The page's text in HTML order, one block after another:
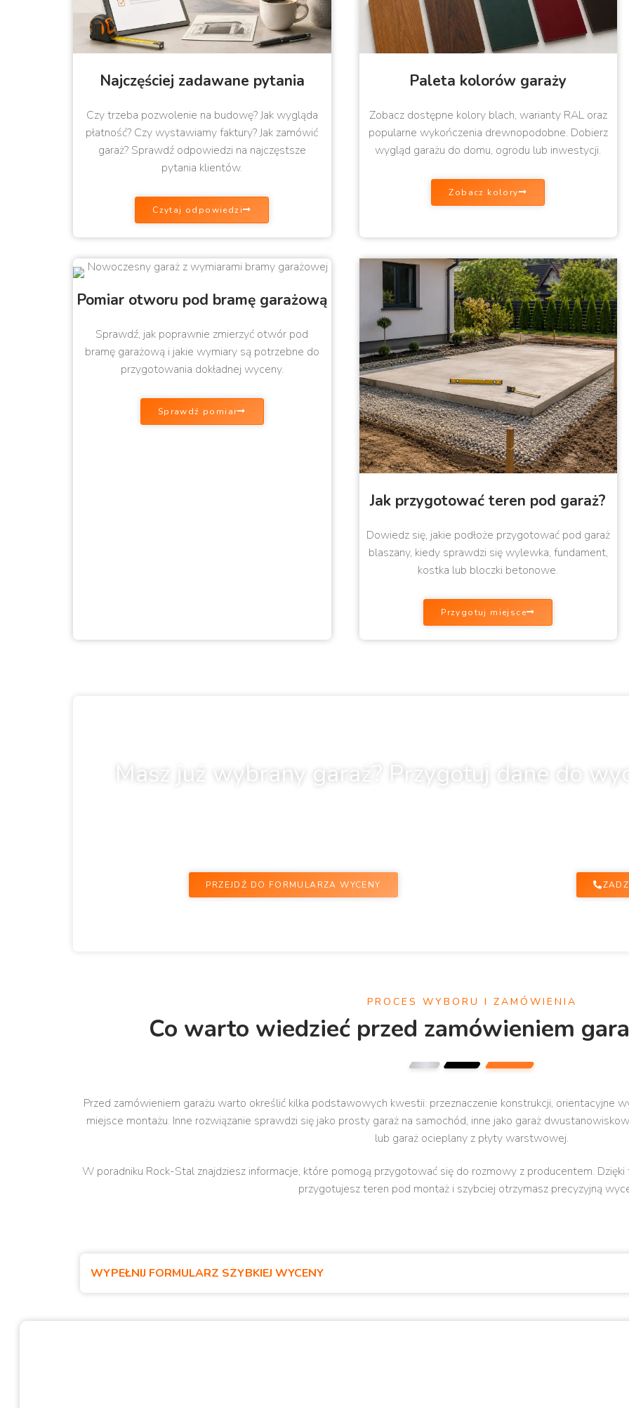
Najczęściej zadawane pytania
Czy trzeba pozwolenie na budowę? Jak wygląda
płatność? Czy wystawiamy faktury? Jak zamówić
garaż? Sprawdź odpowiedzi na najczęstsze
pytania klientów.
Czytaj odpowiedzi
Paleta kolorów garaży
Zobacz dostępne kolory blach, warianty RAL oraz
popularne wykończenia drewnopodobne. Dobierz
wygląd garażu do domu, ogrodu lub inwestycji.
Zobacz kolory
Pomiar otworu pod bramę garażową
Sprawdź, jak poprawnie zmierzyć otwór pod
bramę garażową i jakie wymiary są potrzebne do
przygotowania dokładnej wyceny.
Sprawdź pomiar
Jak przygotować teren pod garaż?
Dowiedz się, jakie podłoże przygotować pod garaż
blaszany, kiedy sprawdzi się wylewka, fundament,
kostka lub bloczki betonowe.
Przygotuj miejsce
Masz już wybrany garaż? Przygotuj dane do
PRZEJDŹ DO FORMULARZA WYCENY
PROCES WYBORU I ZAMÓWIENIA
Co warto wiedzieć przed zamówieniem
Przed zamówieniem garażu warto określić kilka podstawowych kwestii: przeznaczenie konstrukcji, orientacyjne
miejsce montażu. Inne rozwiązanie sprawdzi się jako prosty garaż na samochód, inne jako garaż
lub garaż ocieplany z płyty warstwowej.
W poradniku Rock-Stal znajdziesz informacje, które pomogą przygotować się do rozmowy z producentem.
przygotujesz teren pod montaż i szybciej otrzymasz precyzyjną
WYPEŁNIJ FORMULARZ SZYBKIEJ WYCENY